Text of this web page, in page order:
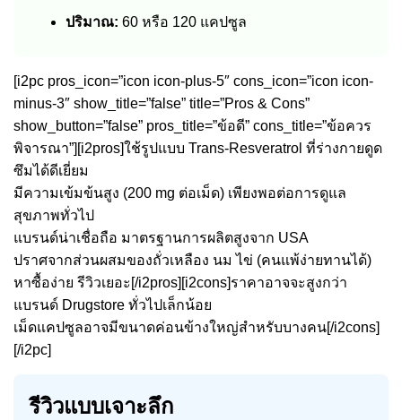
ปริมาณ: 60 หรือ 120 แคปซูล
[i2pc pros_icon=”icon icon-plus-5″ cons_icon=”icon icon-
minus-3″ show_title=”false” title=”Pros & Cons”
show_button=”false” pros_title=”ข้อดี” cons_title=”ข้อควร
พิจารณา”][i2pros]ใช้รูปแบบ Trans-Resveratrol ที่ร่างกายดูด
ซึมได้ดีเยี่ยม
มีความเข้มข้นสูง (200 mg ต่อเม็ด) เพียงพอต่อการดูแล
สุขภาพทั่วไป
แบรนด์น่าเชื่อถือ มาตรฐานการผลิตสูงจาก USA
ปราศจากส่วนผสมของถั่วเหลือง นม ไข่ (คนแพ้ง่ายทานได้)
หาซื้อง่าย รีวิวเยอะ[/i2pros][i2cons]ราคาอาจจะสูงกว่า
แบรนด์ Drugstore ทั่วไปเล็กน้อย
เม็ดแคปซูลอาจมีขนาดค่อนข้างใหญ่สำหรับบางคน[/i2cons]
[/i2pc]
รีวิวแบบเจาะลึก